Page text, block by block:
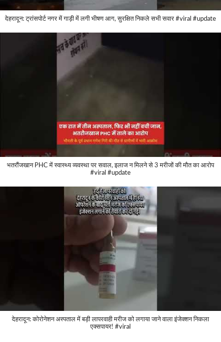
देहरादून: ट्रांसपोर्ट नगर में गाड़ी में लगी भीषण आग, सुरक्षित निकले सभी सवार #viral #update
भतरौंजखान PHC में स्वास्थ्य व्यवस्था पर सवाल, इलाज न मिलने से 3 मरीजों की मौत का आरोप
#viral #update
देहरादून: कोरोनेशन अस्पताल में बड़ी लापरवाही मरीज को लगाया जाने वाला इंजेक्शन निकला
एक्सपायर! #viral